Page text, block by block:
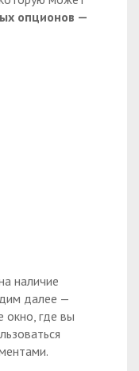
опционов —
наличие
далее —
окно, где вы